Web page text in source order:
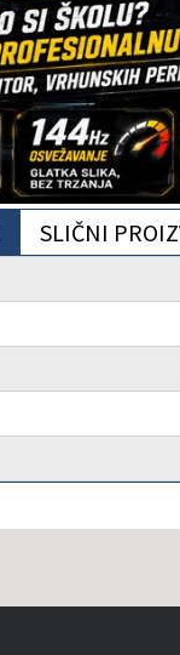
SLIČNI